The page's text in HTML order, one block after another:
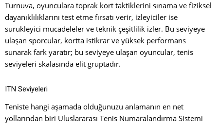
Turnuva, oyunculara toprak kort taktiklerini sınama ve fiziksel
dayanıklılıklarını test etme fırsatı verir, izleyiciler ise
sürükleyici mücadeleler ve teknik çeşitlilik izler. Bu seviyeye
ulaşan sporcular, kortta istikrar ve yüksek performans
sunarak fark yaratır; bu seviyeye ulaşan oyuncular, tenis
seviyeleri skalasında elit gruptadır.
ITN Seviyeleri
Teniste hangi aşamada olduğunuzu anlamanın en net
yollarından biri Uluslararası Tenis Numaralandırma Sistemi